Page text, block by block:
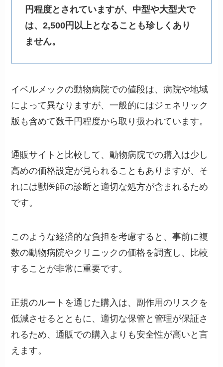
円程度とされていますが、中型や大型犬で
は、2,500円以上となることも珍しくあり
ません。
イベルメックの動物病院での値段は、病院や地域
によって異なりますが、一般的にはジェネリック
版も含めて数千円程度から取り扱われています。
通販サイトと比較して、動物病院での購入は少し
高めの価格設定が見られることもありますが、そ
れには獣医師の診断と適切な処方が含まれるため
です。
このような経済的な負担を考慮すると、事前に複
数の動物病院やクリニックの価格を調査し、比較
することが非常に重要です。
正規のルートを通じた購入は、副作用のリスクを
低減させるとともに、適切な保管と管理が保証さ
れるため、通販での購入よりも安全性が高いと言
えます。